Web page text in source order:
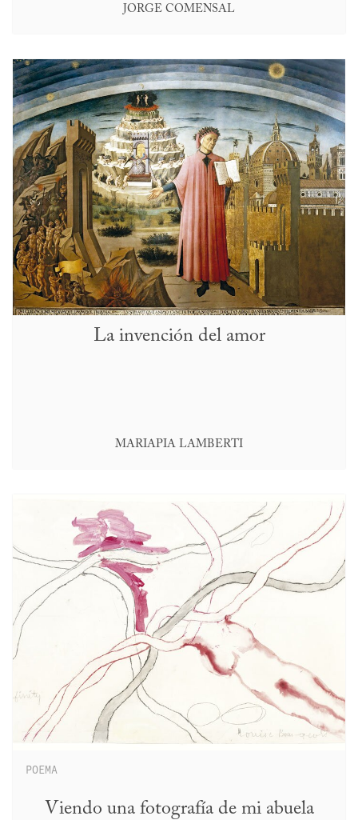
JORGE COMENSAL
La invención del amor
MARIAPIA LAMBERTI
POEMA
Viendo una fotografía de mi abuela